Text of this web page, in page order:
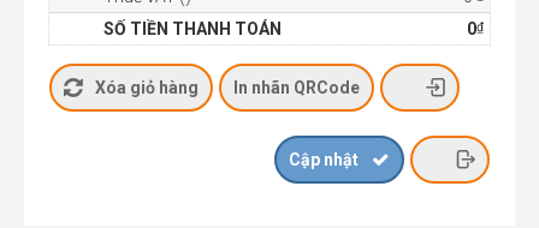
SỐ TIỀN THANH TOÁN 0₫